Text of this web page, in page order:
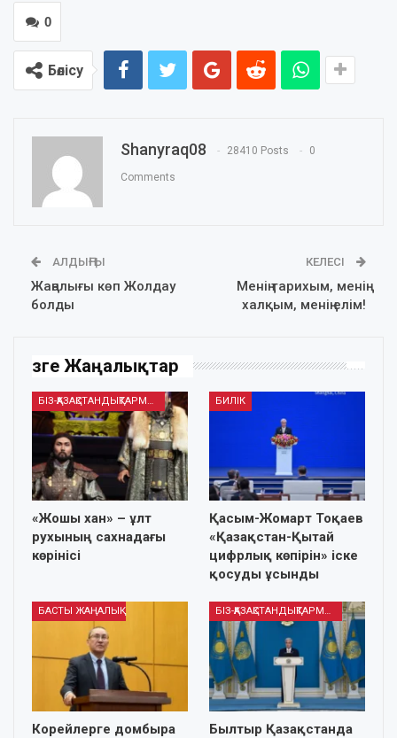
0
Бөлісу
Shanyraq08 28410 Posts 0
Comments
АЛДЫҢҒЫ
Жаңалығы көп Жолдау
болды
КЕЛЕСІ
Менің тарихым, менің
халқым, менің елім!
Өзге Жаңалықтар
БІЗ-ҚАЗАҚСТАНДЫҚТАРМЫЗ
«Жошы хан» – ұлт
рухының сахнадағы
көрінісі
БИЛІК
Қасым-Жомарт Тоқаев
«Қазақстан-Қытай
цифрлық көпірін» іске
қосуды ұсынды
БАСТЫ ЖАҢАЛЫҚ
Корейлерге домбыра
БІЗ-ҚАЗАҚСТАНДЫҚТАРМЫЗ
Былтыр Қазақстанда